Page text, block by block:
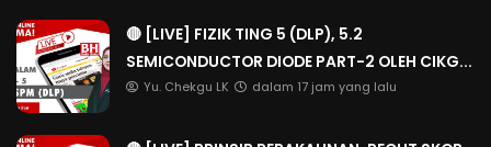
🔴 [LIVE] FIZIK TING 5 (DLP), 5.2
SEMICONDUCTOR DIODE PART-2 OLEH CIKG...
Yu. Chekgu LK dalam 17 jam yang lalu